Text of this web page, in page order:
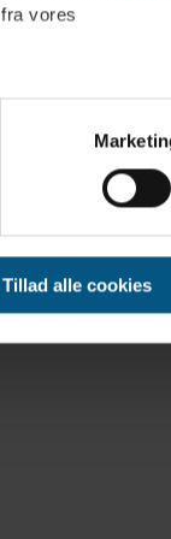
vores
og til at
for sociale
oplysninger, du
Tillad alle cookies